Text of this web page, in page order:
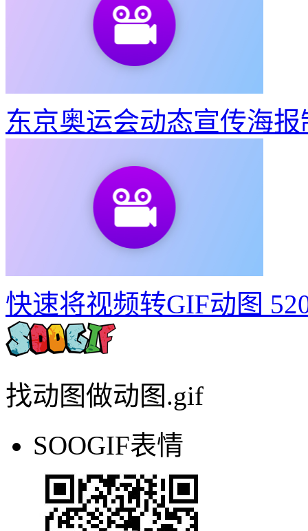
视频转出既清晰又不大
东京奥运会动态宣传海
快速将视频转GIF动图